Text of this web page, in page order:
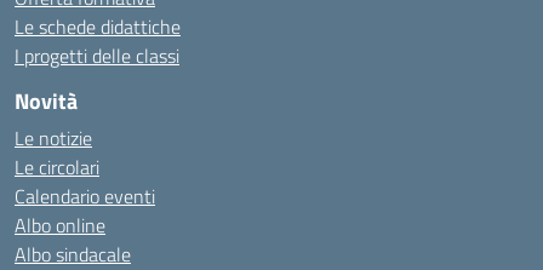
Le schede didattiche
I progetti delle classi
Novità
Le notizie
Le circolari
Calendario eventi
Albo online
Albo sindacale